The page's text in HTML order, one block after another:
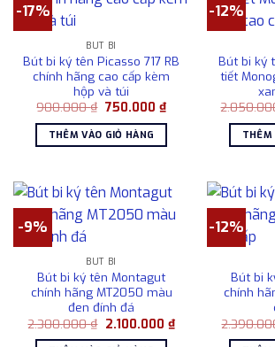
-17%
BÚT BI
Bút bi ký tên Picasso 717 RB
chính hãng cao cấp kèm
hộp và túi
900.000₫ Giá
là:
900.000 ₫.
750.000 ₫Giá
hiện
tại
750.000 ₫.
THÊM VÀO GIỎ HÀNG
-12%
Bút bi ký
tiết
THÊM
-9%
BÚT BI
Bút bi ký tên Montagut
chính hãng MT2050 màu
đen đính đá
2.300.000₫ Giá
2.100.000 ₫Giá
hiện
-12%
Bút bi
chính